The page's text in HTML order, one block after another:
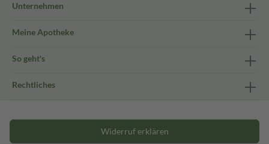
Unternehmen
Meine Apotheke
So geht's
Rechtliches
Widerruf erklären